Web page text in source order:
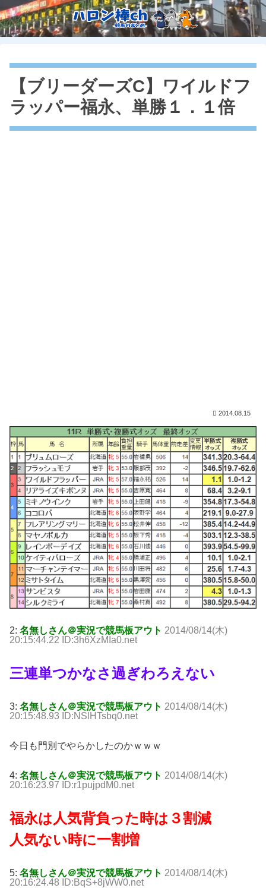
【ブリーダーズC】ワイルドフ
ラッパー福永、単勝１．１倍
2014.08.15
2: 名無しさん＠実況で競馬板アウト 2014/08/14(木)
20:15:44.22 ID:3h6XzMIa0.net
三連単つかなさ過ぎわろえない
3: 名無しさん＠実況で競馬板アウト 2014/08/14(木)
20:15:48.93 ID:NSlHTsbq0.net
今日も門別でやらかしたのかｗｗｗ
4: 名無しさん＠実況で競馬板アウト 2014/08/14(木)
20:16:23.97 ID:r1pujpdM0.net
福永は人気背負った時は３割減
人気ない時に一割増
5: 名無しさん＠実況で競馬板アウト 2014/08/14(木)
20:16:24.48 ID:BqS+8jWW0.net